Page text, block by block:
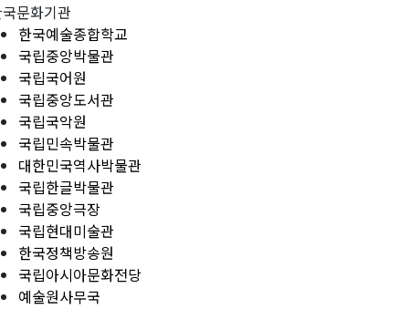
문화기관
한국예술종합학교
국립중앙박물관
국립국어원
국립중앙도서관
국립국악원
국립민속박물관
대한민국역사박물관
국립한글박물관
국립중앙극장
국립현대미술관
한국정책방송원
국립아시아문화전당
예술원사무국